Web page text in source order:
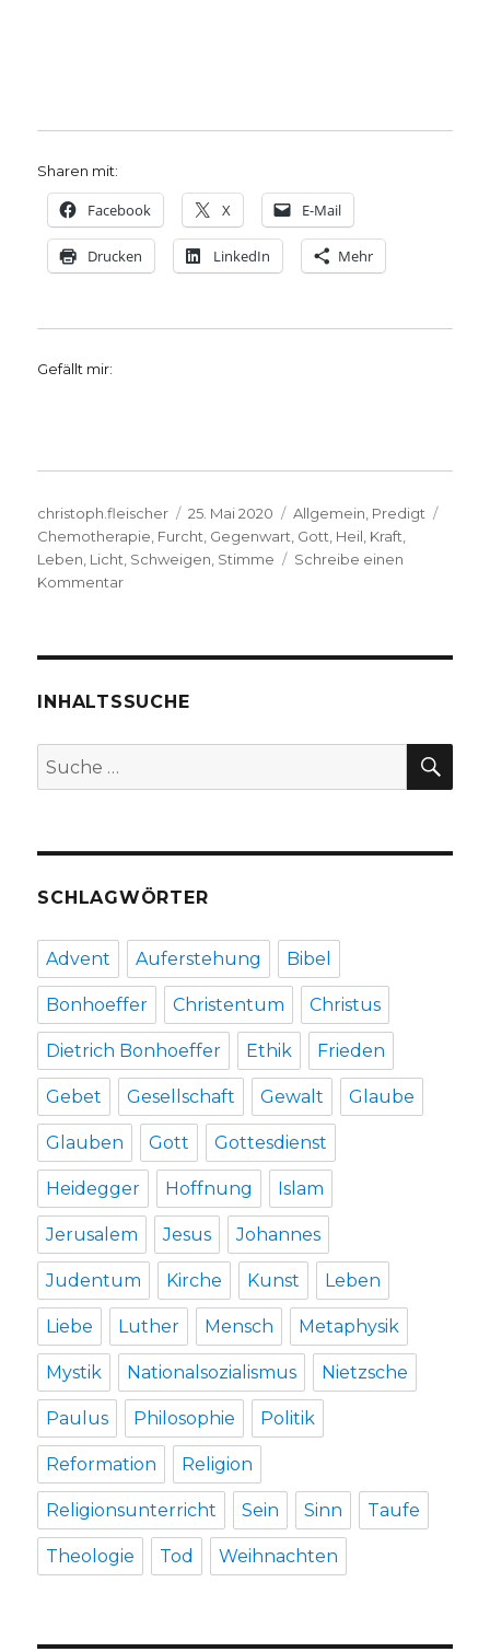
Sharen mit:
Facebook X E-Mail
Drucken LinkedIn Mehr
Gefällt mir:
Autor
christoph.fleischer
Veröffentlicht
am
25. Mai 2020 Kategorien
Allgemein Predigt
Chemotherapie Furcht Gegenwart Gott Heil Kraft
Leben Licht Schweigen Stimme
Schreibe einen
Kommentarzu
Emanuel
Lippetal
INHALTSSUCHE
Suche
nach:
SCHLAGWÖRTER
Advent Auferstehung Bibel
Bonhoeffer Christentum Christus
Dietrich Bonhoeffer Ethik Frieden
Gebet Gesellschaft Gewalt Glaube
Glauben Gott Gottesdienst
Heidegger Hoffnung Islam
Jerusalem Jesus Johannes
Judentum Kirche Kunst Leben
Liebe Luther Mensch Metaphysik
Mystik Nationalsozialismus Nietzsche
Paulus Philosophie Politik
Reformation Religion
Religionsunterricht Sein Sinn Taufe
Theologie Tod Weihnachten